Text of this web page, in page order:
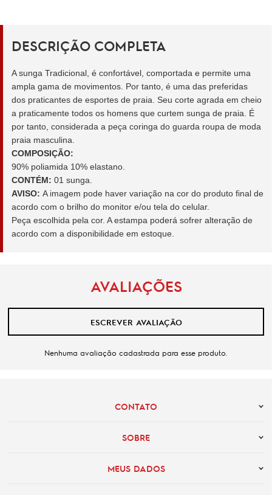
DESCRIÇÃO COMPLETA
A sunga Tradicional, é confortável, comportada e permite uma
ampla gama de movimentos. Por tanto, é uma das preferidas
dos praticantes de esportes de praia. Seu corte agrada em cheio
a praticamente todos os homens que curtem sunga de praia. É
por tanto, considerada a peça coringa do guarda roupa de moda
praia masculina.
COMPOSIÇÃO:
90% poliamida 10% elastano.
CONTÉM: 01 sunga.
AVISO: A imagem pode haver variação na cor do produto final de
acordo com o brilho do monitor e/ou tela do celular.
Peça escolhida pela cor. A estampa poderá sofrer alteração de
acordo com a disponibilidade em estoque.
AVALIAÇÕES
ESCREVER AVALIAÇÃO
Nenhuma avaliação cadastrada para esse produto.
CONTATO
SOBRE
MEUS DADOS